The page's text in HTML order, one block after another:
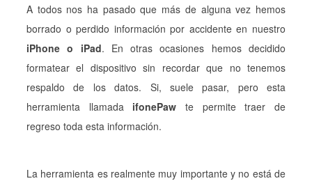
A todos nos ha pasado que más de alguna vez hemos
borrado o perdido información por accidente en nuestro
iPhone o iPad. En otras ocasiones hemos decidido
formatear el dispositivo sin recordar que no tenemos
respaldo de los datos. Si, suele pasar, pero esta
herramienta llamada ifonePaw te permite traer de
regreso toda esta información.
La herramienta es realmente muy importante y no está de